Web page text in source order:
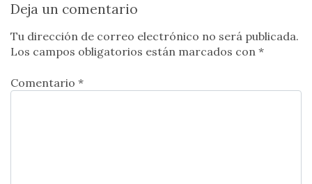
Deja un comentario
Tu dirección de correo electrónico no será publicada.
Los campos obligatorios están marcados con *
Comentario *